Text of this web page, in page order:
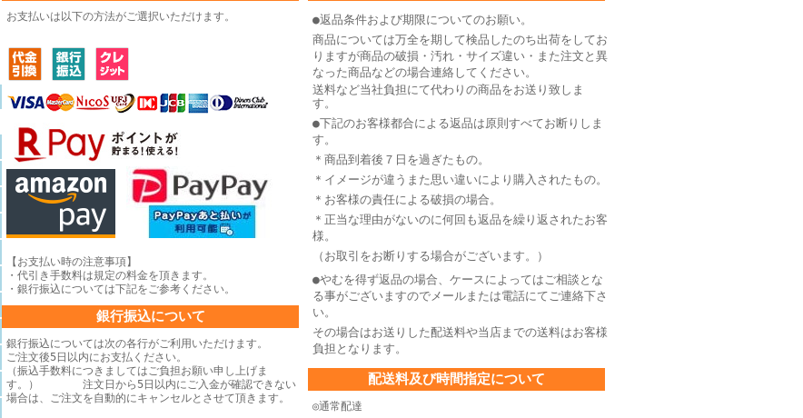
お支払いは以下の方法がご選択いただけます。
【お支払い時の注意事項】
・代引き手数料は規定の料金を頂きます。
・銀行振込については下記をご参考ください。
銀行振込について
銀行振込については次の各行がご利用いただけます。
ご注文後5日以内にお支払ください。
（振込手数料につきましてはご負担お願い申し上げま
す。） 注文日から5日以内にご入金が確認できない
場合は、 ご注文を自動的にキャンセルとさせて頂きます。
●返品条件および期限についてのお願い。
商品については万全を期して検品したのち出荷をしてお
りますが商品の破損・汚れ・サイズ違い・また注文と異
なった商品などの場合連絡してください。
送料など当社負担にて代わりの商品をお送り致しま
す。
●下記のお客様都合による返品は原則すべてお断りしま
す。
＊商品到着後７日を過ぎたもの。
＊イメージが違うまた思い違いにより購入されたもの。
＊お客様の責任による破損の場合。
＊正当な理由がないのに何回も返品を繰り返されたお客
様。
（お取引をお断りする場合がございます。）
●やむを得ず返品の場合、ケースによってはご相談とな
る事がございますのでメールまたは電話にてご連絡下さ
い。
その場合はお送りした配送料や当店までの送料はお客様
負担となります。
配送料及び時間指定について
◎通常配達